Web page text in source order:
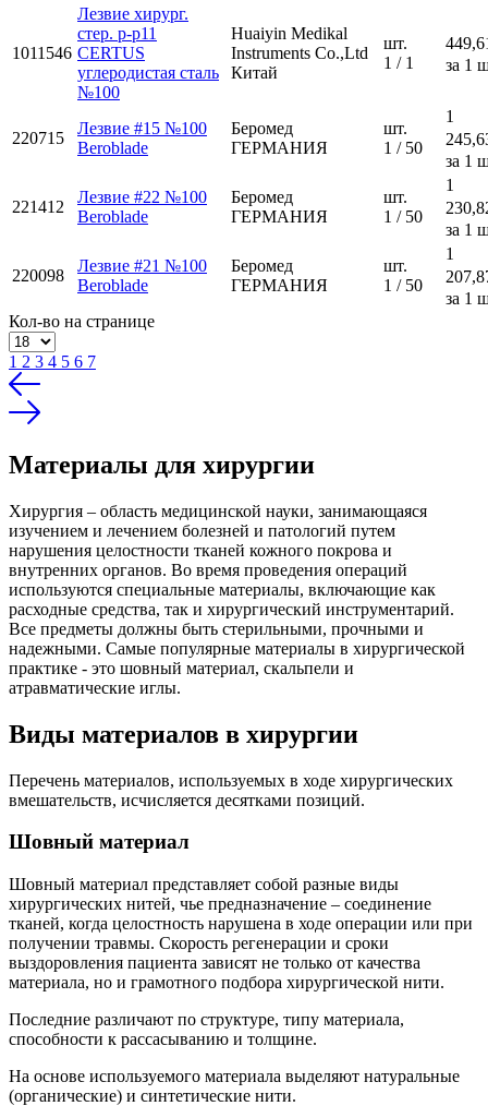
1011546
Лезвие хирург.
стер. р-р11
CERTUS
углеродистая сталь
№100
Huaiyin Medikal
Instruments Co.,Ltd
Китай
шт.
1 / 1
за 1
220715
Лезвие #15 №100
Beroblade
Беромед
ГЕРМАНИЯ
шт.
1 / 50
1
за 1
221412
Лезвие #22 №100
Beroblade
Беромед
ГЕРМАНИЯ
шт.
1 / 50
1
за 1
220098
Лезвие #21 №100
Beroblade
Беромед
ГЕРМАНИЯ
шт.
1 / 50
1
за 1
Кол-во на странице
1 2 3 4 5 6 7
Материалы для хирургии
Хирургия – область медицинской науки, занимающаяся
изучением и лечением болезней и патологий путем
нарушения целостности тканей кожного покрова и
внутренних органов. Во время проведения операций
используются специальные материалы, включающие как
расходные средства, так и хирургический инструментарий.
Все предметы должны быть стерильными, прочными и
надежными. Самые популярные материалы в хирургической
практике - это шовный материал, скальпели и
атравматические иглы.
Виды материалов в хирургии
Перечень материалов, используемых в ходе хирургических
вмешательств, исчисляется десятками позиций.
Шовный материал
Шовный материал представляет собой разные виды
хирургических нитей, чье предназначение – соединение
тканей, когда целостность нарушена в ходе операции или при
получении травмы. Скорость регенерации и сроки
выздоровления пациента зависят не только от качества
материала, но и грамотного подбора хирургической нити.
Последние различают по структуре, типу материала,
способности к рассасыванию и толщине.
На основе используемого материала выделяют натуральные
(органические) и синтетические нити.